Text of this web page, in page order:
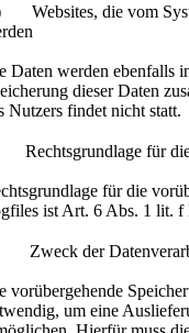
Websites, die vom
Daten werden ebenfalls
dieser Daten
Nutzers findet nicht statt.
für die
für die
ist Art. 6 Abs. 1 lit.
der
vorübergehende
um eine